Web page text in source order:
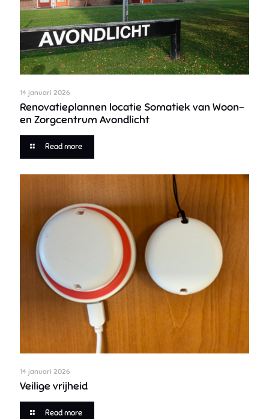
14 januari 2026
Renovatieplannen locatie Somatiek van Woon-
en Zorgcentrum Avondlicht
Read more
14 januari 2026
Veilige vrijheid
Read more